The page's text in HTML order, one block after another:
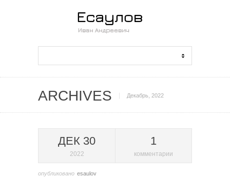
ARCHIVES Декабрь, 2022
ДЕК 30
2022
1
комментарии
опубликовано esaulov